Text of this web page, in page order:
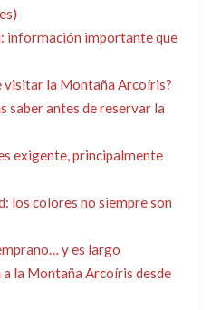
información importante que
visitar la Montaña Arcoíris?
saber antes de reservar la
exigente, principalmente
los colores no siempre son
y es largo
a la Montaña Arcoíris desde